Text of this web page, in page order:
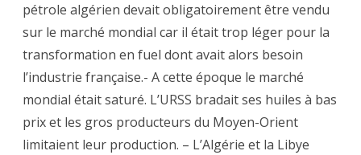
pétrole algérien devait obligatoirement être vendu
sur le marché mondial car il était trop léger pour la
transformation en fuel dont avait alors besoin
l’industrie française.- A cette époque le marché
mondial était saturé. L’URSS bradait ses huiles à bas
prix et les gros producteurs du Moyen-Orient
limitaient leur production. – L’Algérie et la Libye